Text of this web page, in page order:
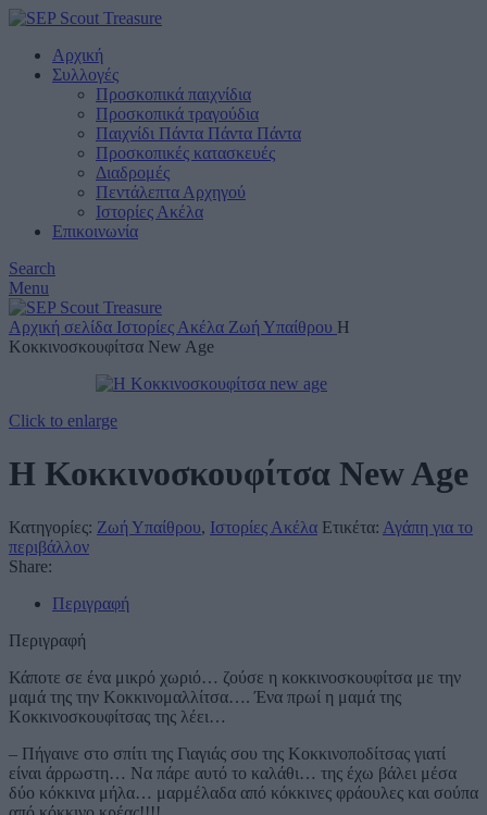
Αρχική
Συλλογές
Προσκοπικά παιχνίδια
Προσκοπικά τραγούδια
Παιχνίδι Πάντα Πάντα Πάντα
Προσκοπικές κατασκευές
Διαδρομές
Πεντάλεπτα Αρχηγού
Ιστορίες Ακέλα
Επικοινωνία
Search
Menu
Αρχική σελίδα Ιστορίες Ακέλα Ζωή Υπαίθρου Η
Κοκκινοσκουφίτσα New Age
Click to enlarge
Η Κοκκινοσκουφίτσα New Age
Κατηγορίες: Ζωή Υπαίθρου, Ιστορίες Ακέλα Ετικέτα: Αγάπη για το
περιβάλλον
Share:
Περιγραφή
Περιγραφή
Κάποτε σε ένα μικρό χωριό… ζούσε η κοκκινοσκουφίτσα με την
μαμά της την Κοκκινομαλλίτσα…. Ένα πρωί η μαμά της
Κοκκινοσκουφίτσας της λέει…
– Πήγαινε στο σπίτι της Γιαγιάς σου της Κοκκινοποδίτσας γιατί
είναι άρρωστη… Να πάρε αυτό το καλάθι… της έχω βάλει μέσα
δύο κόκκινα μήλα… μαρμέλαδα από κόκκινες φράουλες και σούπα